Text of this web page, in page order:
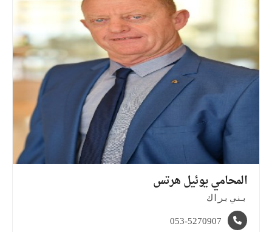
المحامي يوئيلهرتس
بني براك
053-5270907